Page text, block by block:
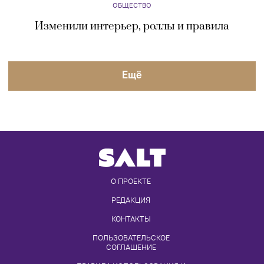
ОБЩЕСТВО
Изменили интерьер, роллы и правила
Eщё
О ПРОЕКТЕ
РЕДАКЦИЯ
КОНТАКТЫ
ПОЛЬЗОВАТЕЛЬСКОЕ
СОГЛАШЕНИЕ